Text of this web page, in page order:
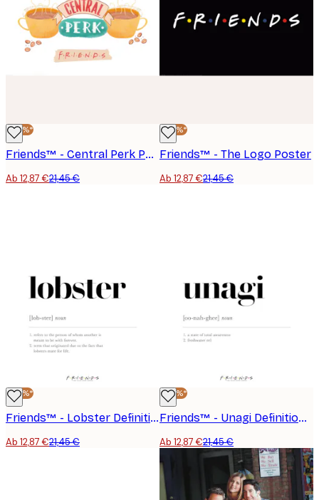
-40%*
Friends™ - Central Perk Poster
Ab 12,87 €21,45 €
-40%*
Friends™ - The Logo Poster
Ab 12,87 €21,45 €
-40%*
Friends™ - Lobster Definition Poster
Ab 12,87 €21,45 €
-40%*
Friends™ - Unagi Definition Poster
Ab 12,87 €21,45 €